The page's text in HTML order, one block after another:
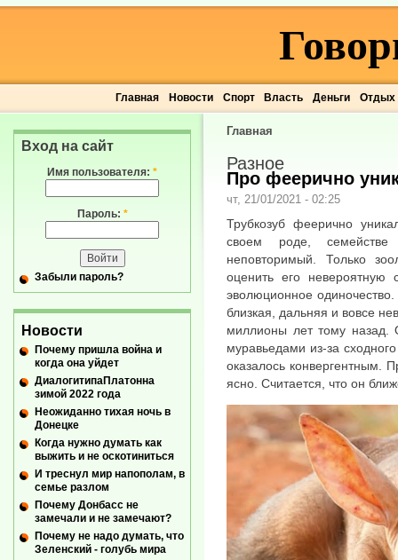
Главная Новости Спорт Власть Деньги Отдых
Главная
Разное
Про феерично
чт, 21/01/2021 - 02:25
Трубкозуб феерично
своем роде,
неповторимый. Только
оценить его невероятную
эволюционное
близкая, дальняя и вовсе
миллионы лет тому назад.
муравьедами из-за
оказалось конвергентным.
ясно. Считается, что он
Вход на сайт
Имя пользователя: *
Пароль: *
Забыли пароль?
Новости
Почему пришла война и
когда она уйдет
ДиалогитипаПлатонна
зимой 2022 года
Неожиданно тихая ночь в
Донецке
Когда нужно думать как
выжить и не оскотиниться
И треснул мир напополам, в
семье разлом
Почему Донбасс не
замечали и не замечают?
Почему не надо думать, что
Зеленский - голубь мира